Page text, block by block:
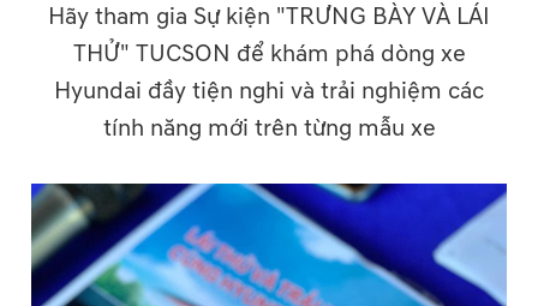
Hãy tham gia Sự kiện "TRƯNG BÀY VÀ LÁI
THỬ" TUCSON để khám phá dòng xe
Hyundai đầy tiện nghi và trải nghiệm các
tính năng mới trên từng mẫu xe